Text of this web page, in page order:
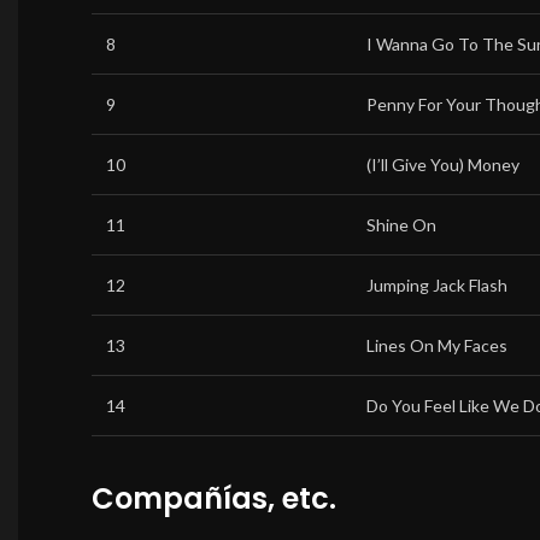
8 I Wanna Go To The
9 Penny For Your
10 (I’ll Give You) Money
11 Shine On
12 Jumping Jack Flash
13 Lines On My Faces
14 Do You Feel Like We
Compañías, etc.